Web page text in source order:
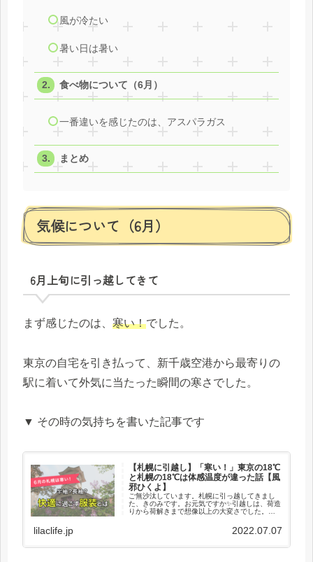
風が冷たい
暑い日は暑い
食べ物について（6月）
一番違いを感じたのは、アスパラガス
まとめ
気候について（6月）
6月上旬に引っ越してきて
まず感じたのは、 寒い！でした。
東京の自宅を引き払って、新千歳空港から最寄りの
駅に着いて外気に当たった瞬間の寒さでした。
▼ その時の気持ちを書いた記事です
【札幌に引越し】「寒い！」東京の18℃
と札幌の18℃は体感温度が違った話【風
邪ひくよ】
ご無沙汰しています。札幌に引っ越してきまし
た、きのみです。お元気ですか✨引越しは、荷造
りから荷解きまで想像以上の大変さでした。。
に感じたこと「寒い」について。東京と札幌で...
lilaclife.jp 2022.07.07